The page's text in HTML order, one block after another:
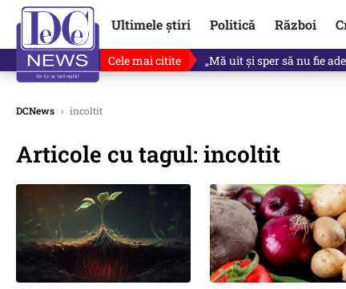
Ultimele știri Politică Război
Cele mai citite Revine în scenă o
DCNews › incoltit
Articole cu tagul: incoltit